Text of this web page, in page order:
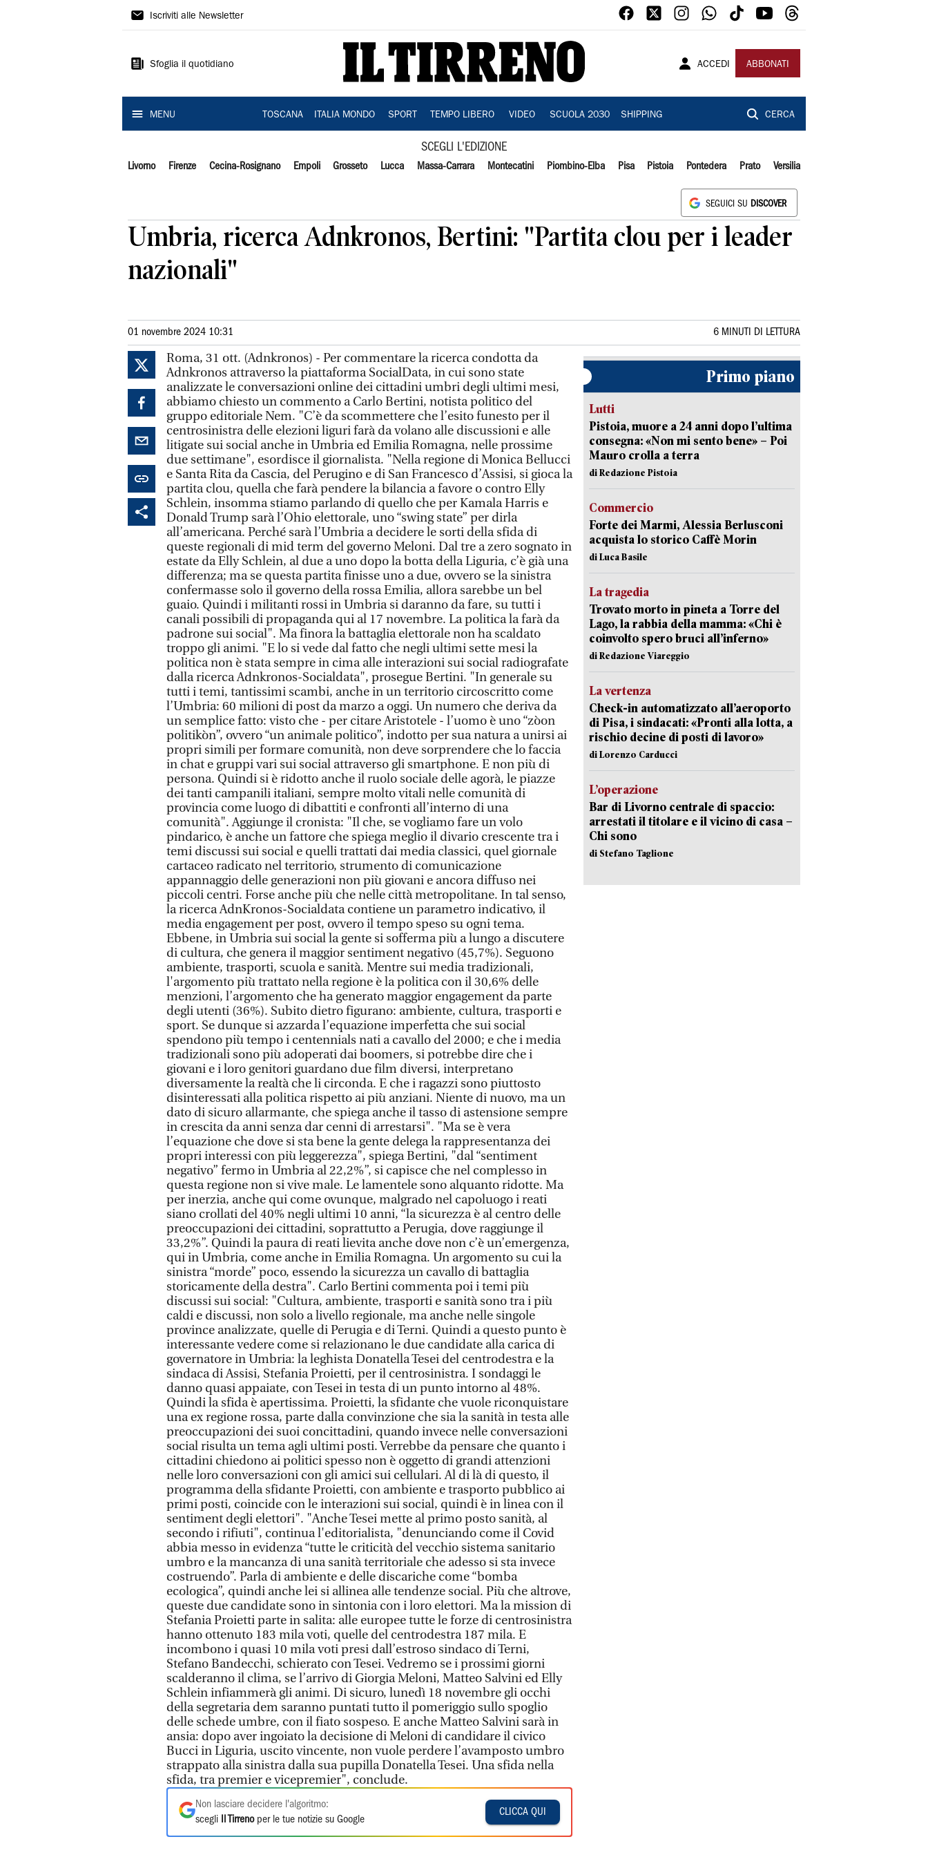
Il
Iscriviti alle Newsletter
Sfoglia il quotidiano ACCEDI ABBONATI
MENU TOSCANA ITALIA MONDO SPORT TEMPO LIBERO VIDEO SCUOLA 2030 SHIPPING CERCA
SCEGLI L'EDIZIONE
Livorno Firenze Cecina-Rosignano Empoli Grosseto Lucca Massa-Carrara Montecatini Piombino-Elba Pisa Pistoia Pontedera Prato Versilia
SEGUICI SU DISCOVER
Umbria, ricerca Adnkronos, Bertini: "Partita clou per i leader
nazionali"
01 novembre 2024 10:31 6 MINUTI DI LETTURA
Roma, 31 ott. (Adnkronos) - Per commentare la ricerca condotta da
Adnkronos attraverso la piattaforma SocialData, in cui sono state
analizzate le conversazioni online dei cittadini umbri degli ultimi mesi,
abbiamo chiesto un commento a Carlo Bertini, notista politico del
gruppo editoriale Nem. "C’è da scommettere che l’esito funesto per il
centrosinistra delle elezioni liguri farà da volano alle discussioni e alle
litigate sui social anche in Umbria ed Emilia Romagna, nelle prossime
due settimane", esordisce il giornalista. "Nella regione di Monica Bellucci
e Santa Rita da Cascia, del Perugino e di San Francesco d’Assisi, si gioca la
partita clou, quella che farà pendere la bilancia a favore o contro Elly
Schlein, insomma stiamo parlando di quello che per Kamala Harris e
Donald Trump sarà l’Ohio elettorale, uno “swing state” per dirla
all’americana. Perché sarà l’Umbria a decidere le sorti della sfida di
queste regionali di mid term del governo Meloni. Dal tre a zero sognato in
estate da Elly Schlein, al due a uno dopo la botta della Liguria, c’è già una
differenza; ma se questa partita finisse uno a due, ovvero se la sinistra
confermasse solo il governo della rossa Emilia, allora sarebbe un bel
guaio. Quindi i militanti rossi in Umbria si daranno da fare, su tutti i
canali possibili di propaganda qui al 17 novembre. La politica la farà da
padrone sui social". Ma finora la battaglia elettorale non ha scaldato
troppo gli animi. "E lo si vede dal fatto che negli ultimi sette mesi la
politica non è stata sempre in cima alle interazioni sui social radiografate
dalla ricerca Adnkronos-Socialdata", prosegue Bertini. "In generale su
tutti i temi, tantissimi scambi, anche in un territorio circoscritto come
l’Umbria: 60 milioni di post da marzo a oggi. Un numero che deriva da
un semplice fatto: visto che - per citare Aristotele - l’uomo è uno “zòon
politikòn”, ovvero “un animale politico”, indotto per sua natura a unirsi ai
propri simili per formare comunità, non deve sorprendere che lo faccia
in chat e gruppi vari sui social attraverso gli smartphone. E non più di
persona. Quindi si è ridotto anche il ruolo sociale delle agorà, le piazze
dei tanti campanili italiani, sempre molto vitali nelle comunità di
provincia come luogo di dibattiti e confronti all’interno di una
comunità". Aggiunge il cronista: "Il che, se vogliamo fare un volo
pindarico, è anche un fattore che spiega meglio il divario crescente tra i
temi discussi sui social e quelli trattati dai media classici, quel giornale
cartaceo radicato nel territorio, strumento di comunicazione
appannaggio delle generazioni non più giovani e ancora diffuso nei
piccoli centri. Forse anche più che nelle città metropolitane. In tal senso,
la ricerca AdnKronos-Socialdata contiene un parametro indicativo, il
media engagement per post, ovvero il tempo speso su ogni tema.
Ebbene, in Umbria sui social la gente si sofferma più a lungo a discutere
di cultura, che genera il maggior sentiment negativo (45,7%). Seguono
ambiente, trasporti, scuola e sanità. Mentre sui media tradizionali,
l'argomento più trattato nella regione è la politica con il 30,6% delle
menzioni, l’argomento che ha generato maggior engagement da parte
degli utenti (36%). Subito dietro figurano: ambiente, cultura, trasporti e
sport. Se dunque si azzarda l’equazione imperfetta che sui social
spendono più tempo i centennials nati a cavallo del 2000; e che i media
tradizionali sono più adoperati dai boomers, si potrebbe dire che i
giovani e i loro genitori guardano due film diversi, interpretano
diversamente la realtà che li circonda. E che i ragazzi sono piuttosto
disinteressati alla politica rispetto ai più anziani. Niente di nuovo, ma un
dato di sicuro allarmante, che spiega anche il tasso di astensione sempre
in crescita da anni senza dar cenni di arrestarsi". "Ma se è vera
l’equazione che dove si sta bene la gente delega la rappresentanza dei
propri interessi con più leggerezza", spiega Bertini, "dal “sentiment
negativo” fermo in Umbria al 22,2%”, si capisce che nel complesso in
questa regione non si vive male. Le lamentele sono alquanto ridotte. Ma
per inerzia, anche qui come ovunque, malgrado nel capoluogo i reati
siano crollati del 40% negli ultimi 10 anni, “la sicurezza è al centro delle
preoccupazioni dei cittadini, soprattutto a Perugia, dove raggiunge il
33,2%”. Quindi la paura di reati lievita anche dove non c’è un’emergenza,
qui in Umbria, come anche in Emilia Romagna. Un argomento su cui la
sinistra “morde” poco, essendo la sicurezza un cavallo di battaglia
storicamente della destra". Carlo Bertini commenta poi i temi più
discussi sui social: "Cultura, ambiente, trasporti e sanità sono tra i più
caldi e discussi, non solo a livello regionale, ma anche nelle singole
province analizzate, quelle di Perugia e di Terni. Quindi a questo punto è
interessante vedere come si relazionano le due candidate alla carica di
governatore in Umbria: la leghista Donatella Tesei del centrodestra e la
sindaca di Assisi, Stefania Proietti, per il centrosinistra. I sondaggi le
danno quasi appaiate, con Tesei in testa di un punto intorno al 48%.
Quindi la sfida è apertissima. Proietti, la sfidante che vuole riconquistare
una ex regione rossa, parte dalla convinzione che sia la sanità in testa alle
preoccupazioni dei suoi concittadini, quando invece nelle conversazioni
social risulta un tema agli ultimi posti. Verrebbe da pensare che quanto i
cittadini chiedono ai politici spesso non è oggetto di grandi attenzioni
nelle loro conversazioni con gli amici sui cellulari. Al di là di questo, il
programma della sfidante Proietti, con ambiente e trasporto pubblico ai
primi posti, coincide con le interazioni sui social, quindi è in linea con il
sentiment degli elettori". "Anche Tesei mette al primo posto sanità, al
secondo i rifiuti", continua l'editorialista, "denunciando come il Covid
abbia messo in evidenza “tutte le criticità del vecchio sistema sanitario
umbro e la mancanza di una sanità territoriale che adesso si sta invece
costruendo”. Parla di ambiente e delle discariche come “bomba
ecologica”, quindi anche lei si allinea alle tendenze social. Più che altrove,
queste due candidate sono in sintonia con i loro elettori. Ma la mission di
Stefania Proietti parte in salita: alle europee tutte le forze di centrosinistra
hanno ottenuto 183 mila voti, quelle del centrodestra 187 mila. E
incombono i quasi 10 mila voti presi dall’estroso sindaco di Terni,
Stefano Bandecchi, schierato con Tesei. Vedremo se i prossimi giorni
scalderanno il clima, se l’arrivo di Giorgia Meloni, Matteo Salvini ed Elly
Schlein infiammerà gli animi. Di sicuro, lunedì 18 novembre gli occhi
della segretaria dem saranno puntati tutto il pomeriggio sullo spoglio
delle schede umbre, con il fiato sospeso. E anche Matteo Salvini sarà in
ansia: dopo aver ingoiato la decisione di Meloni di candidare il civico
Bucci in Liguria, uscito vincente, non vuole perdere l’avamposto umbro
strappato alla sinistra dalla sua pupilla Donatella Tesei. Una sfida nella
sfida, tra premier e vicepremier", conclude.
Non lasciare decidere l'algoritmo:
scegli
Il Tirrenoper le tue notizie su Google
CLICCA QUI
Primo piano
Lutti
Pistoia, muore a 24 anni dopo l’ultima
consegna: «Non mi sento bene» – Poi
Mauro crolla a terra
di Redazione Pistoia
Commercio
Forte dei Marmi, Alessia Berlusconi
acquista lo storico Caffè Morin
di Luca Basile
La tragedia
Trovato morto in pineta a Torre del
Lago, la rabbia della mamma: «Chi è
coinvolto spero bruci all’inferno»
di Redazione Viareggio
La vertenza
Check-in automatizzato all’aeroporto
di Pisa, i sindacati: «Pronti alla lotta, a
rischio decine di posti di lavoro»
di Lorenzo Carducci
L’operazione
Bar di Livorno centrale di spaccio:
arrestati il titolare e il vicino di casa –
Chi sono
di Stefano Taglione